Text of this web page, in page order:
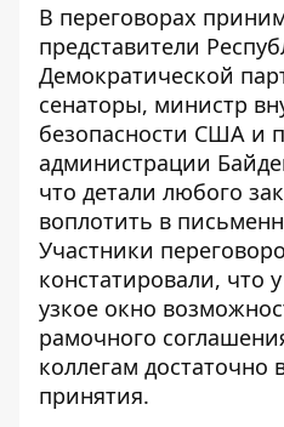
В переговорах
представители
Демократической
сенаторы, министр
безопасности США и
администрации
что детали любого
воплотить в
Участники
констатировали, что
узкое окно
рамочного
коллегам достаточно
принятия.